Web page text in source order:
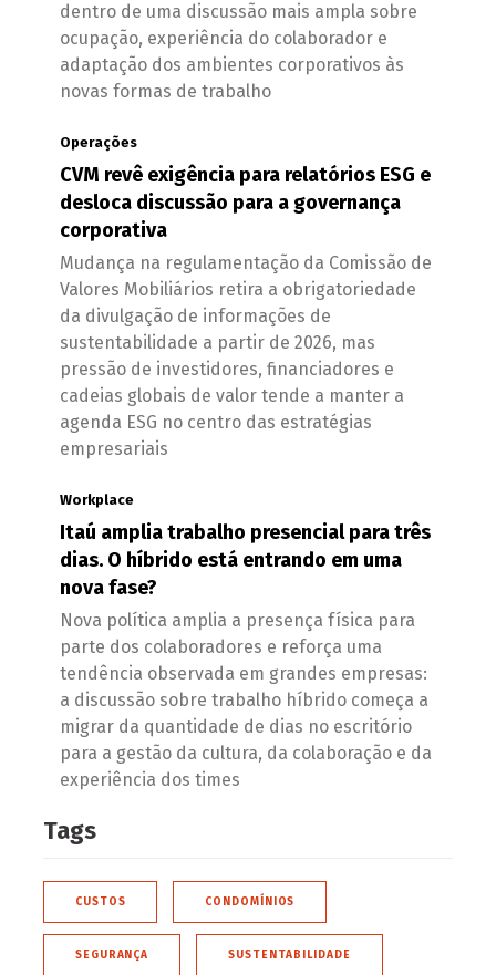
dentro de uma discussão mais ampla sobre
ocupação, experiência do colaborador e
adaptação dos ambientes corporativos às
novas formas de trabalho
Operações
CVM revê exigência para relatórios ESG e
desloca discussão para a governança
corporativa
Mudança na regulamentação da Comissão de
Valores Mobiliários retira a obrigatoriedade
da divulgação de informações de
sustentabilidade a partir de 2026, mas
pressão de investidores, financiadores e
cadeias globais de valor tende a manter a
agenda ESG no centro das estratégias
empresariais
Workplace
Itaú amplia trabalho presencial para três
dias. O híbrido está entrando em uma
nova fase?
Nova política amplia a presença física para
parte dos colaboradores e reforça uma
tendência observada em grandes empresas:
a discussão sobre trabalho híbrido começa a
migrar da quantidade de dias no escritório
para a gestão da cultura, da colaboração e da
experiência dos times
Tags
CUSTOS CONDOMÍNIOS
SEGURANÇA SUSTENTABILIDADE